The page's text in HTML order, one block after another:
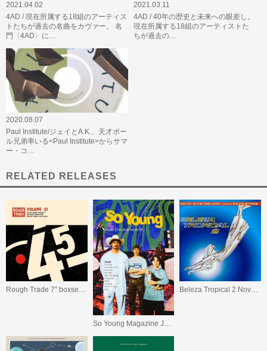
2021.04.02
4AD / 現在所属する18組のアーティス
トたちが過去の名曲をカヴァー。 名
門〈4AD〉に…
2021.03.11
4AD / 40年の歴史と未来への眼差し。
現在所属する18組のアーティストた
ちが過去の…
2020.08.07
Paul Institute/ジェイとA.K.、天才ポー
ル兄弟率いる<Paul Institute>からサマ
ー・コ…
RELATED RELEASES
Rough Trade 7" boxset vol.1
So Young Magazine Japan Exclusive Issue #2
Beleza Tropical 2 Novo! Mais! Melhor!